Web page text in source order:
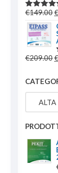
5.00SU
€149.00€
€209.00€
ALTA